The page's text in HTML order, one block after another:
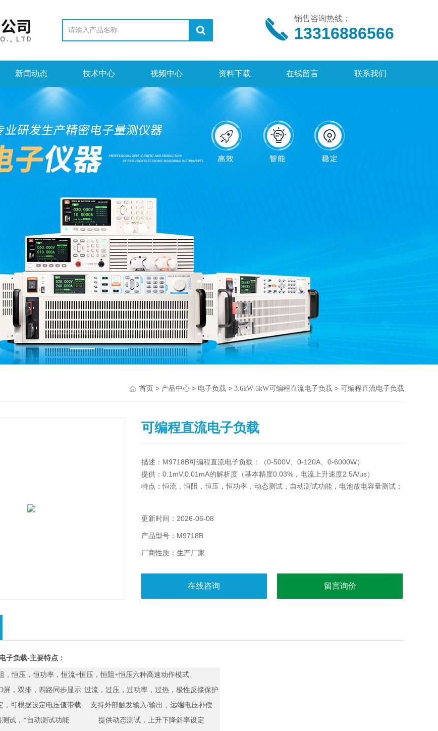
销售咨询热线：
13316886566
新闻动态 技术中心 视频中心 资料下载 在线留言 联系我们
首页> 产品中心> 电子负载 > 3.6kW-6kW可编程直流电子负载 > 可编程直流电子负载
可编程直流电子负载
描述：M9718B可编程直流电子负载：（0-500V、0-120A、0-6000W）
提供：0.1mV,0.01mA的解析度（基本精度0.03%，电流上升速度2.5A/us）
特点：恒流，恒阻，恒压，恒功率，动态测试，自动测试功能，电池放电容量测试；
更新时间：2026-06-08
产品型号：M9718B
厂商性质：生产厂家
在线咨询 留言询价
子负载-主要特点：
，恒压，恒功率，恒流+恒压，恒阻+恒压六种高速动作模式
屏，双排，四路同步显示 过流，过压，过功率，过热，极性反接保护
，可根据设定电压值带载
支持外部触发输入/输出，远端电压补偿
测试，*自动测试功能
提供动态测试，上升下降斜率设定